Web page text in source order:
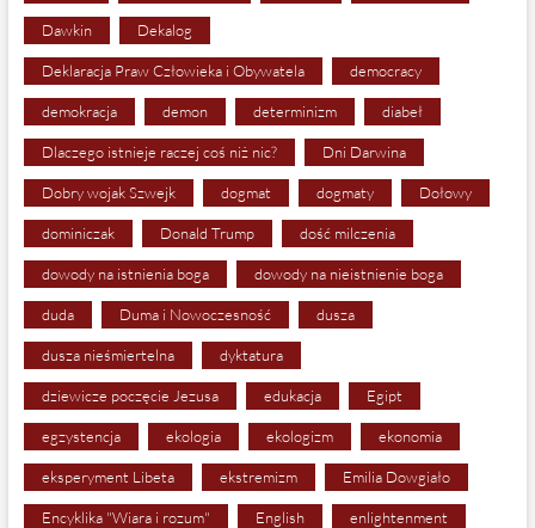
Dawkin Dekalog
Deklaracja Praw Człowieka i Obywatela democracy
demokracja demon determinizm diabeł
Dlaczego istnieje raczej coś niż nic? Dni Darwina
Dobry wojak Szwejk dogmat dogmaty Dołowy
dominiczak Donald Trump dość milczenia
dowody na istnienia boga dowody na nieistnienie boga
duda Duma i Nowoczesność dusza
dusza nieśmiertelna dyktatura
dziewicze poczęcie Jezusa edukacja Egipt
egzystencja ekologia ekologizm ekonomia
eksperyment Libeta ekstremizm Emilia Dowgiało
Encyklika "Wiara i rozum" English enlightenment